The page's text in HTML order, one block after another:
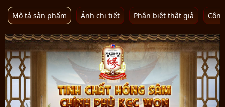
Mô tả sản phẩm Ảnh chi tiết Phân biệt thật giả